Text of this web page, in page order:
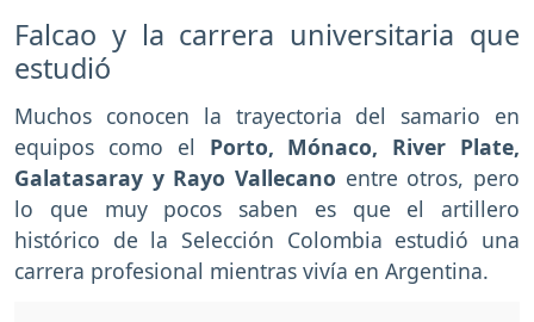
Falcao y la carrera universitaria que
estudió
Muchos conocen la trayectoria del samario en
equipos como el Porto, Mónaco, River Plate,
Galatasaray y Rayo Vallecano entre otros, pero
lo que muy pocos saben es que el artillero
histórico de la Selección Colombia estudió una
carrera profesional mientras vivía en Argentina.